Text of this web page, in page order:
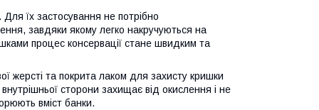
Для їх застосування не потрібно
завдяки якому легко накручуються на
процес консервації стане швидким та
жерсті та покрита лаком для захисту кришки
сторони захищає від окислення і не
вміст банки.